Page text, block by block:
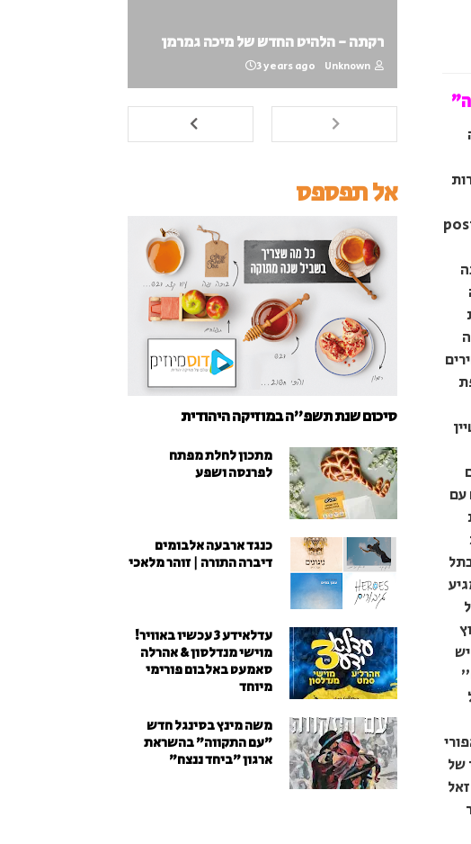
עם
של
רקתה - הלהיט החדש של מיכה גמרמן
Unknown
3 years ago
אל תפספס
סיכום שנת תשפ"ה במוזיקה היהודית
מתכון לחלת מפתח
לפרנסה ושפע
כנגד ארבעה אלבומים
דיברה התורה | זוהר מלאכי
עדלאידע 3 עכשיו באוויר!
מוישי מנדלסון & אהרלה
סאמעט באלבום פורימי
מיוחד
משה מינץ בסינגל חדש
״עם התקווה״ בהשראת
ארגון "ביחד ננצח"